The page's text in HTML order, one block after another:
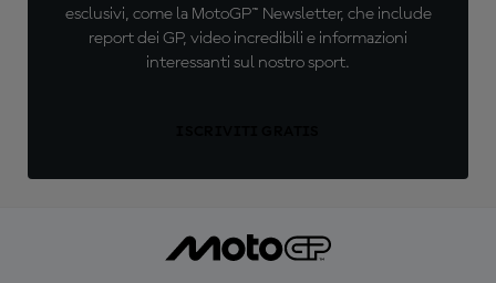
esclusivi, come la MotoGP™ Newsletter, che include
report dei GP, video incredibili e informazioni
interessanti sul nostro sport.